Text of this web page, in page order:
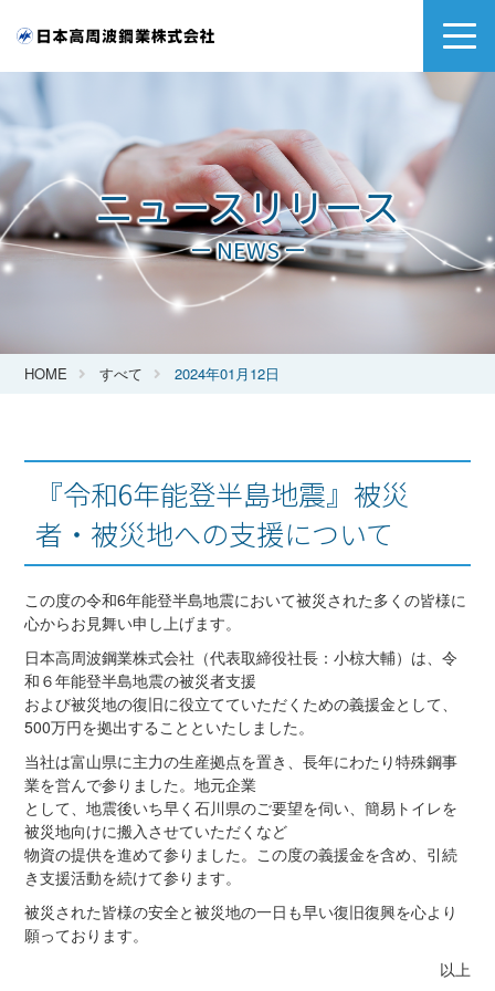
ニュースリリース
ー NEWS ー
HOME すべて 2024年01月12日
『令和6年能登半島地震』被災
者・被災地への支援について
この度の令和6年能登半島地震において被災された多くの皆様に
心からお見舞い申し上げます。
日本高周波鋼業株式会社（代表取締役社長：小椋大輔）は、令
和６年能登半島地震の被災者支援
および被災地の復旧に役立てていただくための義援金として、
500万円を拠出することといたしました。
当社は富山県に主力の生産拠点を置き、長年にわたり特殊鋼事
業を営んで参りました。地元企業
として、地震後いち早く石川県のご要望を伺い、簡易トイレを
被災地向けに搬入させていただくなど
物資の提供を進めて参りました。この度の義援金を含め、引続
き支援活動を続けて参ります。
被災された皆様の安全と被災地の一日も早い復旧復興を心より
願っております。
以上